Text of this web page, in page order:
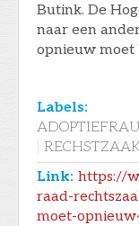
Butink. De
naar een
opnieuw moet
Labels:
Link: https://
raad-
moet-